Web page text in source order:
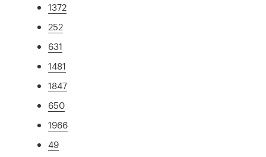
1372
252
631
1481
1847
650
1966
49